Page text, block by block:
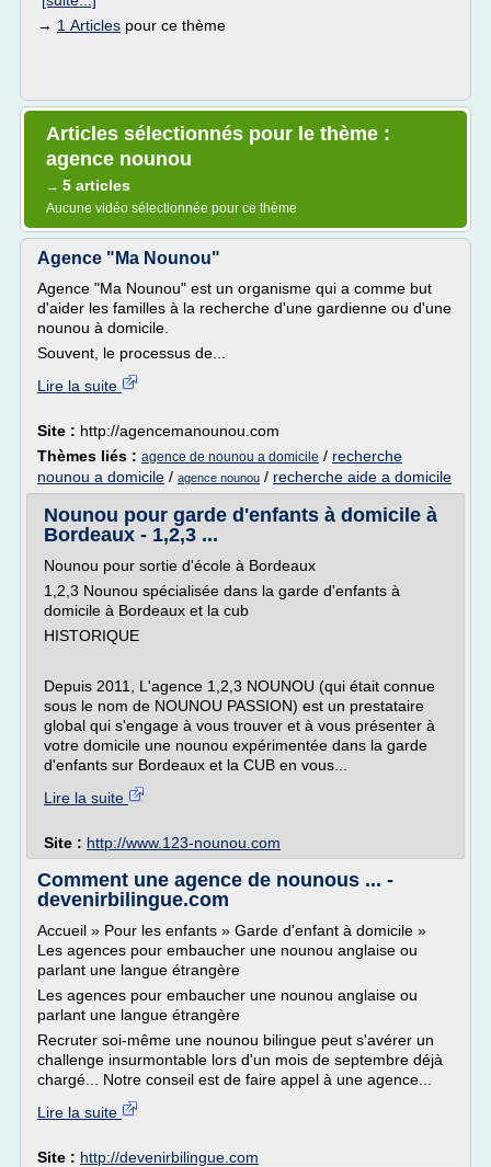
→ 1 Articles pour ce thème
Articles sélectionnés pour le thème :
agence nounou
→ 5 articles
Aucune vidéo sélectionnée pour ce thème
Agence "Ma Nounou"
Agence "Ma Nounou" est un organisme qui a comme but
d'aider les familles à la recherche d'une gardienne ou d'une
nounou à domicile.
Souvent, le processus de...
Lire la suite
Site : http://agencemanounou.com
Thèmes liés : agence de nounou a domicile / recherche
nounou a domicile / agence nounou / recherche aide a domicile
Nounou pour garde d'enfants à domicile à
Bordeaux - 1,2,3 ...
Nounou pour sortie d'école à Bordeaux
1,2,3 Nounou spécialisée dans la garde d'enfants à
domicile à Bordeaux et la cub
HISTORIQUE
Depuis 2011, L'agence 1,2,3 NOUNOU (qui était connue
sous le nom de NOUNOU PASSION) est un prestataire
global qui s'engage à vous trouver et à vous présenter à
votre domicile une nounou expérimentée dans la garde
d'enfants sur Bordeaux et la CUB en vous...
Lire la suite
Site : http://www.123-nounou.com
Comment une agence de nounous ... -
devenirbilingue.com
Accueil » Pour les enfants » Garde d'enfant à domicile »
Les agences pour embaucher une nounou anglaise ou
parlant une langue étrangère
Les agences pour embaucher une nounou anglaise ou
parlant une langue étrangère
Recruter soi-même une nounou bilingue peut s'avérer un
challenge insurmontable lors d'un mois de septembre déjà
chargé... Notre conseil est de faire appel à une agence...
Lire la suite
Site : http://devenirbilingue.com